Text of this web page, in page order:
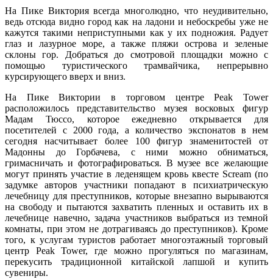
На Пике Виктория всегда многолюдно, что неудивительно,
ведь отсюда видно город как на ладони и небоскребы уже не
кажутся такими неприступными как у их подножия. Радует
глаз и лазурное море, а также пляжи острова и зеленые
склоны гор. Добраться до смотровой площадки можно с
помощью туристического трамвайчика, непрерывно
курсирующего вверх и вниз.
На Пике Виктории в торговом центре Peak Tower
расположилось представительство музея восковых фигур
Мадам Тюссо, которое ежедневно открывается для
посетителей с 2000 года, а количество экспонатов в нем
сегодня насчитывает более 100 фигур знаменитостей от
Мадонны до Горбачева, с ними можно обниматься,
гримасничать и фотографироваться. В музее все желающие
могут принять участие в леденящем кровь квесте Scream (по
задумке авторов участники попадают в психиатрическую
лечебницу для преступников, которые внезапно вырываются
на свободу и пытаются захватить пленных и оставить их в
лечебнице навечно, задача участников выбраться из темной
комнаты, при этом не дотрагиваясь до преступников). Кроме
того, к услугам туристов работает многоэтажный торговый
центр Peak Tower, где можно прогуляться по магазинам,
перекусить традиционной китайской лапшой и купить
сувениры.